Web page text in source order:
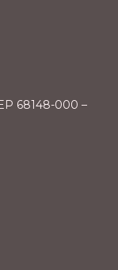
68148-000 –